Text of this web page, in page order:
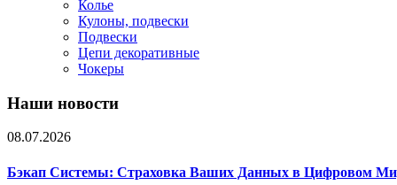
Колье
Кулоны, подвески
Подвески
Цепи декоративные
Чокеры
Наши новости
08.07.2026
Бэкап Системы: Страховка Ваших Данных в Цифровом